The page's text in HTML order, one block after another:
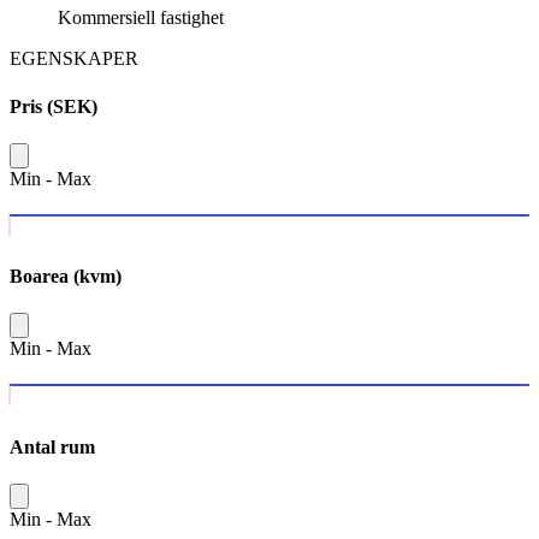
Kommersiell fastighet
EGENSKAPER
Pris (SEK)
Min - Max
Boarea (kvm)
Min - Max
Antal rum
Min - Max